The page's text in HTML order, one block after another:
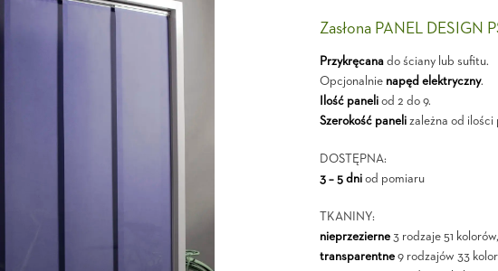
Zasłona PANEL DESIGN
Przykręcanado ściany lub sufitu.
Opcjonalnie napęd elektryczny.
Ilość paneliod 2 do 9.
Szerokość panelizależna od ilości
DOSTĘPNA:
3 – 5 dniod pomiaru
TKANINY:
nieprzezierne3 rodzaje 51 kolorów,
transparentne9 rodzajów 33